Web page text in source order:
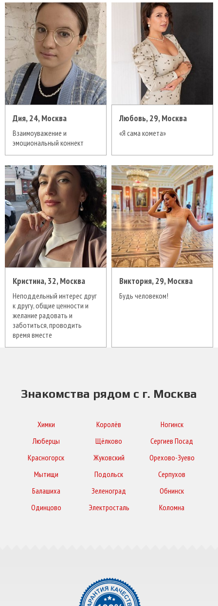
Дия, 24, Москва
Взаимоуважение и
эмоциональный коннект
Любовь, 29, Москва
«Я сама комета»
Кристина, 32, Москва
Неподдельный интерес друг
к другу, общие ценности и
желание радовать и
заботиться, проводить
время вместе
Виктория, 29, Москва
Будь человеком!
Знакомства рядом с г. Москва
Химки
Люберцы
Красногорск
Мытищи
Балашиха
Одинцово
Королёв
Щёлково
Жуковский
Подольск
Зеленоград
Электросталь
Ногинск
Сергиев Посад
Орехово-Зуево
Серпухов
Обнинск
Коломна